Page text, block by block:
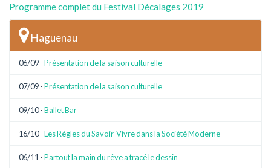
Programme complet du Festival Décalages 2019
Haguenau
06/09 -Présentation de la saison culturelle
07/09 -Présentation de la saison culturelle
09/10 -Ballet Bar
16/10 -Les Règles du Savoir-Vivre dans la Société Moderne
06/11 -Partout la main du rêve a tracé le dessin